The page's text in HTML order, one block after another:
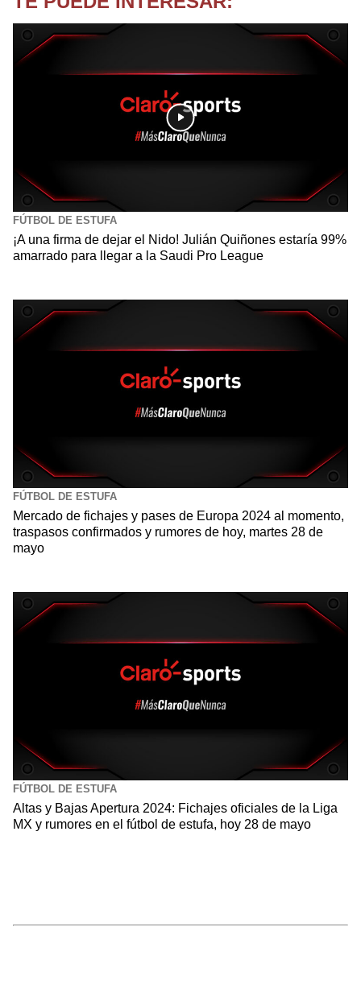
FÚTBOL DE ESTUFA
¡A una firma de dejar el Nido! Julián Quiñones estaría 99%
amarrado para llegar a la Saudi Pro League
FÚTBOL DE ESTUFA
Mercado de fichajes y pases de Europa 2024 al momento,
traspasos confirmados y rumores de hoy, martes 28 de
mayo
FÚTBOL DE ESTUFA
Altas y Bajas Apertura 2024: Fichajes oficiales de la Liga
MX y rumores en el fútbol de estufa, hoy 28 de mayo